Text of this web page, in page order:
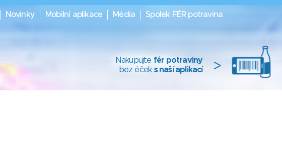
Novinky Mobilní aplikace Média Spolek FÉR potravina
Nakupujte fér potraviny
bez éček s naší aplikací >